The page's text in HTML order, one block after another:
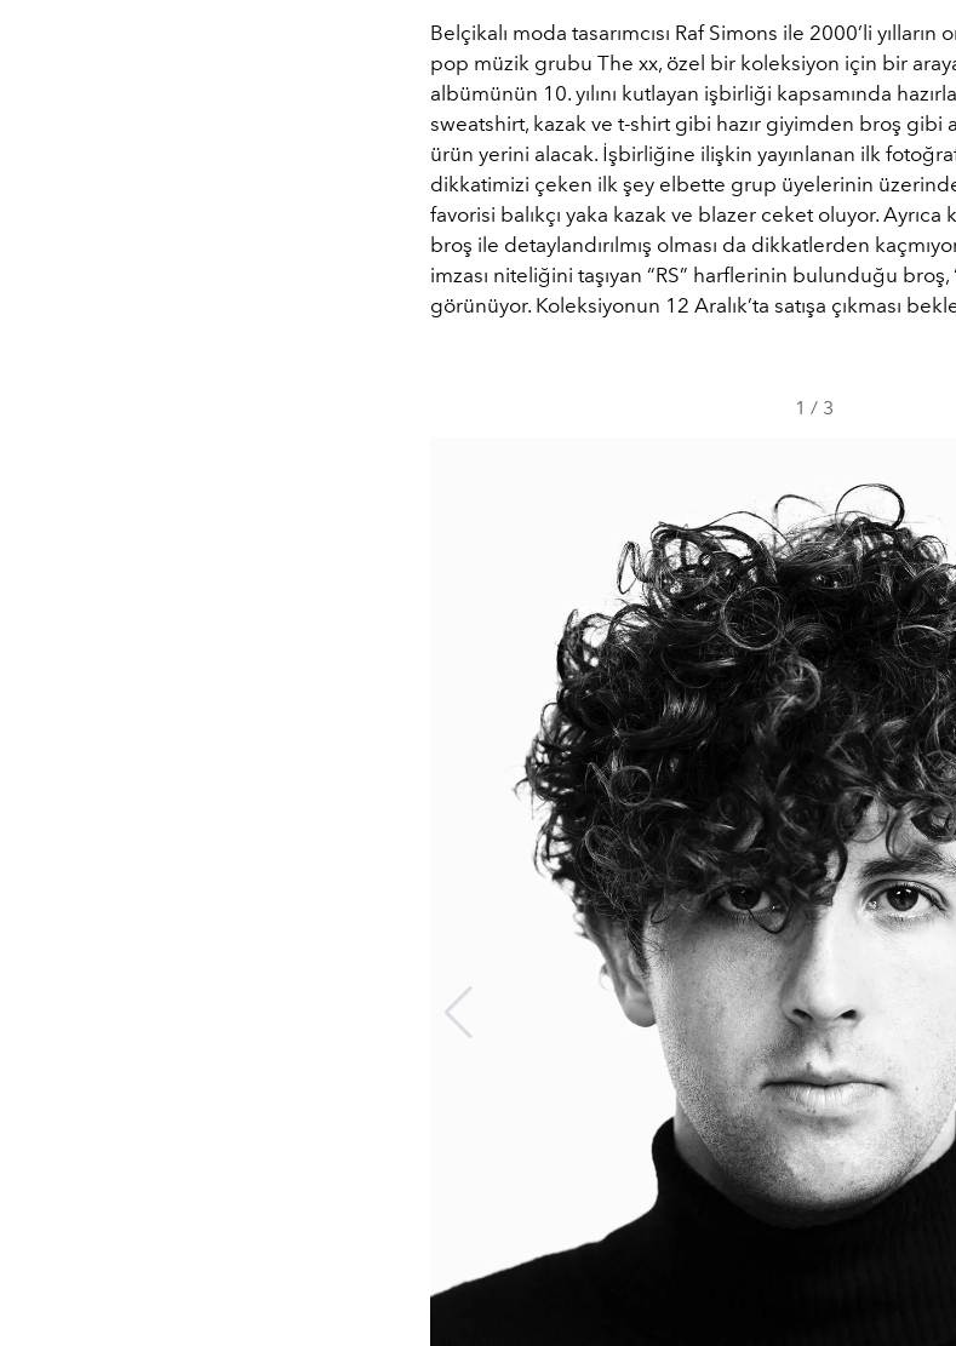
Belçikalı moda tasarımcısı Raf Simons ile 2000’li
pop müzik grubu The xx, özel bir koleksiyon için bir
albümünün 10. yılını kutlayan işbirliği kapsamında
sweatshirt, kazak ve t-shirt gibi hazır giyimden broş gibi
ürün yerini alacak. İşbirliğine ilişkin yayınlanan ilk
dikkatimizi çeken ilk şey elbette grup üyelerinin
favorisi balıkçı yaka kazak ve blazer ceket oluyor. Ayrıca
broş ile detaylandırılmış olması da dikkatlerden
imzası niteliğini taşıyan “RS” harflerinin bulunduğu
görünüyor. Koleksiyonun 12 Aralık’ta satışa çıkması
1 / 3